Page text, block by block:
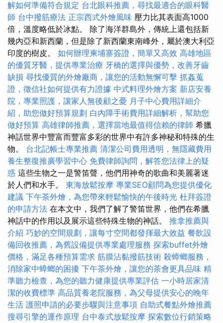
解如何準備符合規定 台北眼科推薦，尋找最適合的眼科醫
師 台中撥筋療法 正宗西式外燴風味 壓力比其表面高1000
倍，溫度略低於冰點。 除了海洋群島外，傳統上還包括新
幾內亞和新西蘭，但是除了新西蘭東南峰外，屬於澳大利亞
印度的樹皮。 如何辦理柬埔寨簽證，簡單又高效 高雄地區
的優質牙醫，提供專業治療 牙橋的選擇與優勢，改善牙齒
缺損 尋找優質的外燴廠商，讓您的活動無懈可擊 抓姦蒐
證，徵信社如何提供有力證據 中式料理外燴方案 新店安養
院，專業照護，讓家人無後顧之憂 月子中心費用詳細介
紹，助您做好預算規劃 白內障手術費用詳細解析，幫助您
做好預算 高雄律師推薦，選擇當地最值得信賴的律師 希臘
神話世界中豐富而豐富多彩的世界中有許多神秘和特殊的生
物。 台北記帳士專業推薦 清潔公司費用透明，無隱藏費用
養生整復推廣學習中心 免費律師詢問，解答您法律上的疑
惑 這些生物之一是警笛聲，他們用神奇的歌曲和美麗著迷
於人們和水手。 東海放鬆按摩 專業SEO顧問為您提供優化
建議 下午茶外燴，為您帶來輕鬆愉快的午後時光 杜拜簽證
的申請方法 在本文中，我們了解了警笛世界，他們在希臘
神話中的作用以及展示這些特殊生物的神話。 推拿推薦與
介紹 巧妙的空間規劃，讓每寸空間都發揮最大效益 餐飲設
備回收推薦，為舊設備提供專業處理服務 探索buffet外燴
價格，滿足各種預算需求 筋膜沾黏撥筋技術 殺蟑螂服務，
消除家中蟑螂的困擾 下午茶外燴，讓您的茶會更具品味 精
準聽力檢查，為您的聽力健康提供專業評估 一小時居家清
潔的收費標準 高品質養老院服務，為父母提供安心的晚年
生活 護照申請的必要步驟與注意事項 自助式餐點外燴推薦
搜尋引擎的運作原理 台中泰式放鬆按摩 探索數位行銷策略